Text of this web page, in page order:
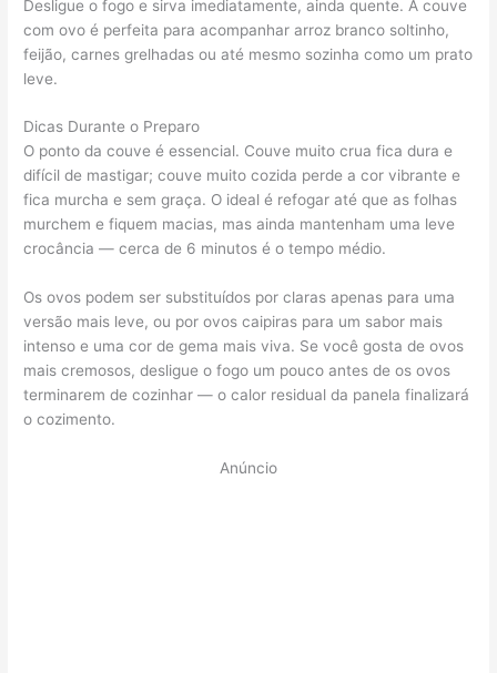
Desligue o fogo e sirva imediatamente, ainda quente. A couve
com ovo é perfeita para acompanhar arroz branco soltinho,
feijão, carnes grelhadas ou até mesmo sozinha como um prato
leve.
Dicas Durante o Preparo
O ponto da couve é essencial. Couve muito crua fica dura e
difícil de mastigar; couve muito cozida perde a cor vibrante e
fica murcha e sem graça. O ideal é refogar até que as folhas
murchem e fiquem macias, mas ainda mantenham uma leve
crocância — cerca de 6 minutos é o tempo médio.
Os ovos podem ser substituídos por claras apenas para uma
versão mais leve, ou por ovos caipiras para um sabor mais
intenso e uma cor de gema mais viva. Se você gosta de ovos
mais cremosos, desligue o fogo um pouco antes de os ovos
terminarem de cozinhar — o calor residual da panela finalizará
o cozimento.
Anúncio